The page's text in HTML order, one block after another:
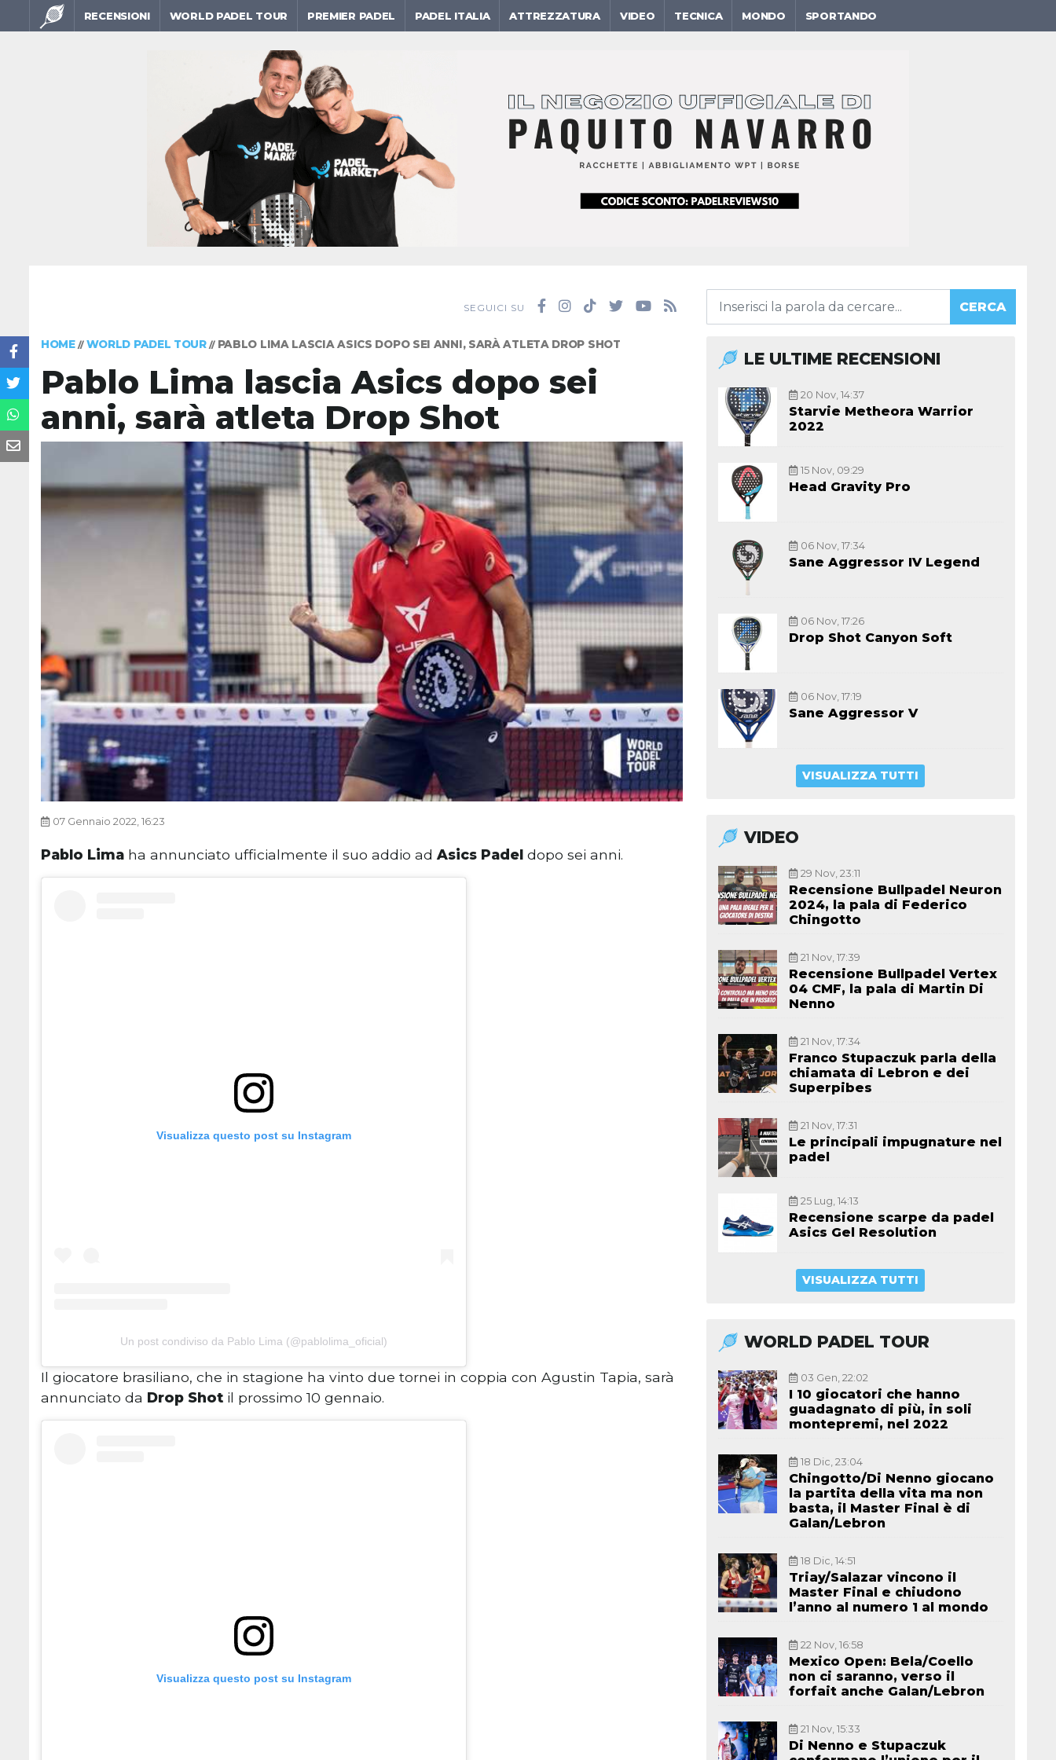
RECENSIONI WORLD PADEL TOUR PREMIER PADEL PADEL ITALIA ATTREZZATURA VIDEO TECNICA MONDO SPORTANDO
SEGUICI SU CERCA
HOME// WORLD PADEL TOUR// PABLO LIMA LASCIA ASICS DOPO SEI ANNI, SARÀ ATLETA DROP SHOT
Pablo Lima lascia Asics dopo sei
anni, sarà atleta Drop Shot
07 Gennaio 2022, 16:23
Pablo Lima ha annunciato ufficialmente il suo addio ad Asics Padel dopo sei anni.
Visualizza questo post su Instagram
Un post condiviso da Pablo Lima (@pablolima_oficial)
Il giocatore brasiliano, che in stagione ha vinto due tornei in coppia con Agustin Tapia, sarà
annunciato da Drop Shot il prossimo 10 gennaio.
Visualizza questo post su Instagram
LE ULTIME RECENSIONI
20 Nov, 14:37
Starvie Metheora Warrior
2022
15 Nov, 09:29
Head Gravity Pro
06 Nov, 17:34
Sane Aggressor IV Legend
06 Nov, 17:26
Drop Shot Canyon Soft
06 Nov, 17:19
Sane Aggressor V
VISUALIZZA TUTTI
VIDEO
29 Nov, 23:11
Recensione Bullpadel Neuron
2024, la pala di Federico
Chingotto
21 Nov, 17:39
Recensione Bullpadel Vertex
04 CMF, la pala di Martin Di
Nenno
21 Nov, 17:34
Franco Stupaczuk parla della
chiamata di Lebron e dei
Superpibes
21 Nov, 17:31
Le principali impugnature nel
padel
25 Lug, 14:13
Recensione scarpe da padel
Asics Gel Resolution
VISUALIZZA TUTTI
WORLD PADEL TOUR
03 Gen, 22:02
I 10 giocatori che hanno
guadagnato di più, in soli
montepremi, nel 2022
18 Dic, 23:04
Chingotto/Di Nenno giocano
la partita della vita ma non
basta, il Master Final è di
Galan/Lebron
18 Dic, 14:51
Triay/Salazar vincono il
Master Final e chiudono
l’anno al numero 1 al mondo
22 Nov, 16:58
Mexico Open: Bela/Coello
non ci saranno, verso il
forfait anche Galan/Lebron
21 Nov, 15:33
Di Nenno e Stupaczuk